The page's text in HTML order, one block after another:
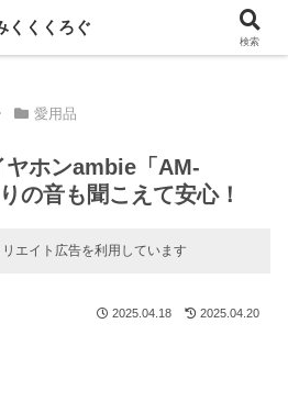
noteに投稿しています！
愛用品
ヤホンambie「AM-
の音も聞こえて安心！
エイト広告を利用しています
2025.04.18 2025.04.20
くくくろぐ
検索